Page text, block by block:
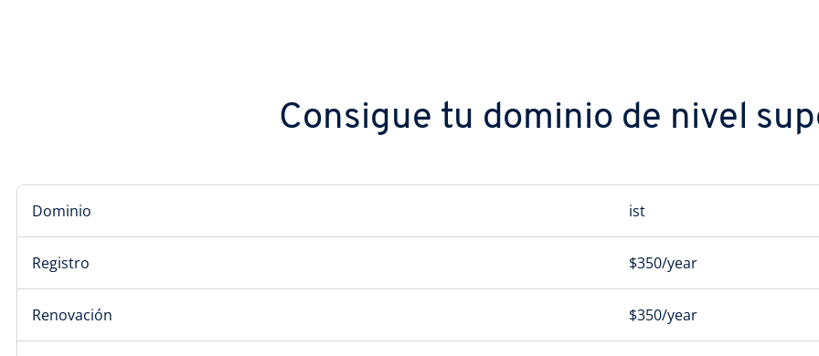
Consigue tu dominio de nivel
Dominio ist
Registro $350/year
Renovación $350/year